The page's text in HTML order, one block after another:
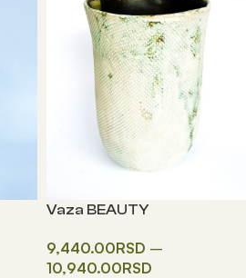
Vaza BEAUTY
9,440.00RSD –
10,940.00RSD